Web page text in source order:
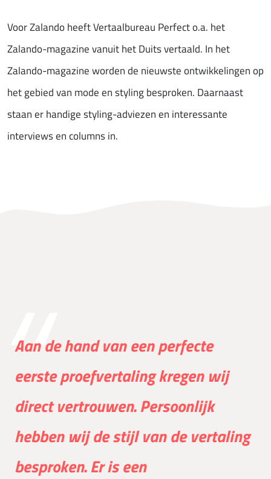
Voor Zalando heeft Vertaalbureau Perfect o.a. het
Zalando-magazine vanuit het Duits vertaald. In het
Zalando-magazine worden de nieuwste ontwikkelingen op
het gebied van mode en styling besproken. Daarnaast
staan er handige styling-adviezen en interessante
interviews en columns in.
Aan de hand van een perfecte
eerste proefvertaling kregen wij
direct vertrouwen. Persoonlijk
hebben wij de stijl van de vertaling
besproken. Er is een